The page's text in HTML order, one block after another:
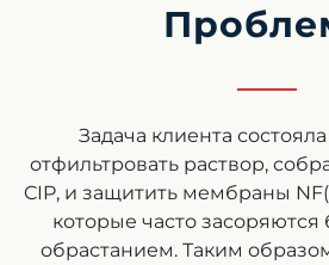
Задача клиента
отфильтровать раствор,
CIP, и защитить мембраны
которые часто
обрастанием. Таким